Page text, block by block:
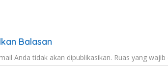
Balasan
Anda tidak akan dipublikasikan. Ruas yang wajib